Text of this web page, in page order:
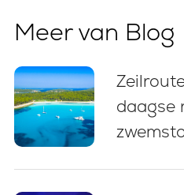
Meer van Blog
daagse